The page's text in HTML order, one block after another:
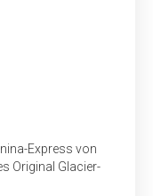
Express von
Original Glacier-